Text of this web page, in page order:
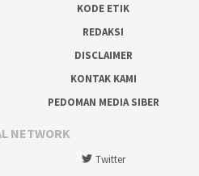
KODE ETIK
REDAKSI
DISCLAIMER
KONTAK KAMI
PEDOMAN MEDIA SIBER
NETWORK
Twitter